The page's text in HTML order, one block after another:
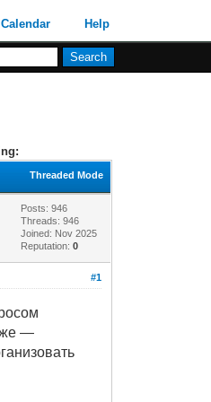
Calendar Help
Threaded Mode
Posts: 946
Threads: 946
Joined: Nov 2025
Reputation:0
#1
—